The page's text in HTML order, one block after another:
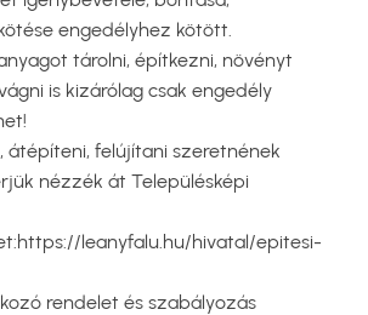
engedélyhez kötött.
tárolni, építkezni, növényt
is kizárólag csak engedély
átépíteni, felújítani szeretnének
nézzék át Településképi
leanyfalu.hu/hivatal/epitesi-
rendelet és szabályozás